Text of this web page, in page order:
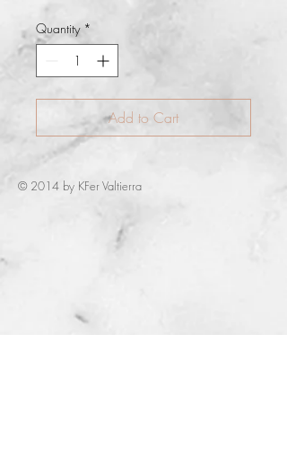
Quantity *
Add to Cart
© 2014 by KFer Valtierra